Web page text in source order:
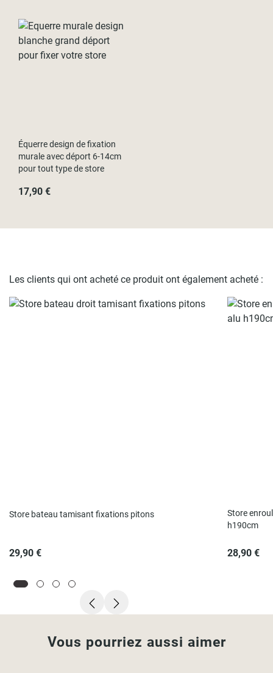
Équerre design de fixation
murale avec déport 6-14cm
pour tout type de store
17,90 €
Les clients qui ont acheté ce produit ont également acheté :
Store bateau tamisant fixations pitons
29,90 €
Store
h190cm
28,90 €
Vous pourriez aussi aimer